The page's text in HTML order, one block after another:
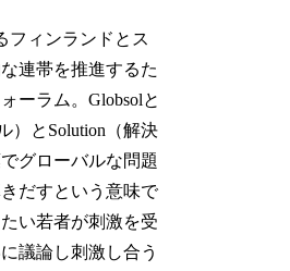
フィンランドとス
連帯を推進するた
ーラム。Globsolと
）とSolution（解決
グローバルな問題
だすという意味で
い若者が刺激を受
議論し刺激し合う